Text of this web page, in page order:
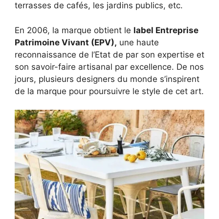
terrasses de cafés, les jardins publics, etc.
En 2006, la marque obtient le label Entreprise
Patrimoine Vivant (EPV), une haute
reconnaissance de l’Etat de par son expertise et
son savoir-faire artisanal par excellence. De nos
jours, plusieurs designers du monde s’inspirent
de la marque pour poursuivre le style de cet art.